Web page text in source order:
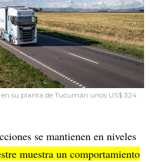
su planta de Tucumán unos US$ 324
se mantienen en niveles
muestra un comportamiento